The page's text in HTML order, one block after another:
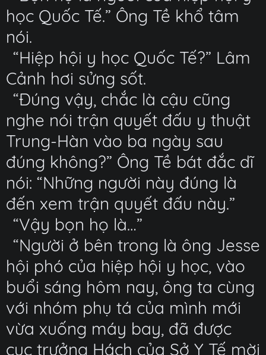
học Quốc Tế.” Ông Tề khổ tâm
nói.
“Hiệp hội y học Quốc Tế?” Lâm
Cảnh hơi sửng sốt.
“Đúng vậy, chắc là cậu cũng
nghe nói trận quyết đấu y thuật
Trung-Hàn vào ba ngày sau
đúng không?” Ông Tề bát đắc dĩ
nói: “Những người này đúng là
đến xem trận quyết đấu này.”
“Vậy bọn họ là…”
“Người ở bên trong là ông Jesse
hội phó của hiệp hội y học, vào
buổi sáng hôm nay, ông ta cùng
với nhóm phụ tá của mình mới
vừa xuống máy bay, đã được
cục trưởng Hách của Sở Y Tế mời